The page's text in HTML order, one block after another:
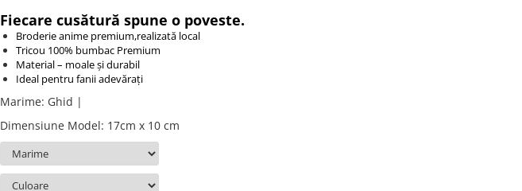
Fiecare cusătură spune o poveste.
Broderie anime premium,realizată local
Tricou 100% bumbac Premium
Material – moale și durabil
Ideal pentru fanii adevărați
Marime: Ghid |
Dimensiune Model: 17cm x 10 cm